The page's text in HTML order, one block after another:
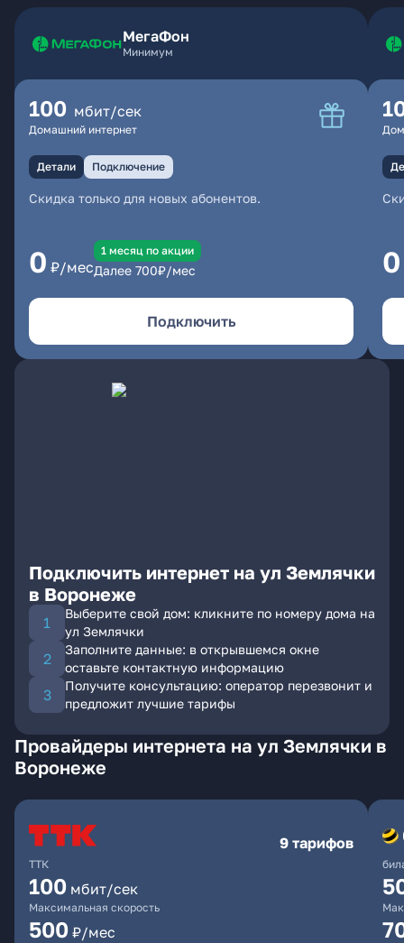
МегаФон
Минимум
100 мбит/сек
Домашний интернет
Детали Подключение
Скидка только для новых абонентов.
0 ₽/мес
1 месяц по акции
Далее 700₽/мес
Подключить
0
Подключить интернет на ул Землячки
в Воронеже
Выберите свой дом: кликните по номеру дома на
ул Землячки
Заполните данные: в открывшемся окне
оставьте контактную информацию
Получите консультацию: оператор перезвонит и
предложит лучшие тарифы
Провайдеры интернета на ул Землячки в
Воронеже
ТТК
9 тарифов
100 мбит/сек
Максимальная скорость
500 ₽/мес